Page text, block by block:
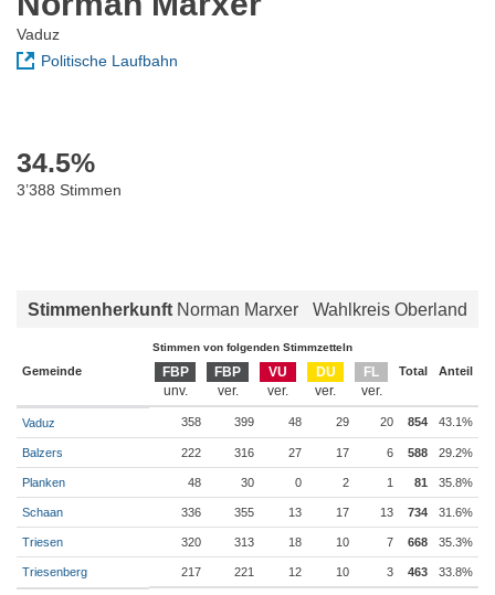
Vaduz
Politische Laufbahn
34.5%
3’388 Stimmen
Stimmenherkunft Norman Marxer Wahlkreis Oberland
Stimmen von folgenden Stimmzetteln
Gemeinde FBP FBP VU DU FL Total Anteil
Vaduz 358 399 48 29 20 854 43.1%
Balzers 222 316 27 17 6 588 29.2%
Planken 48 30 0 2 1 81 35.8%
Schaan 336 355 13 17 13 734 31.6%
Triesen 320 313 18 10 7 668 35.3%
Triesenberg 217 221 12 10 3 463 33.8%